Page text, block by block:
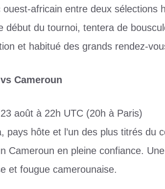
ouest-africain entre deux sélections
début du tournoi, tentera de
et habitué des grands rendez-
Cameroun
août à 22h UTC (20h à Paris)
pays hôte et l’un des plus titrés du
Cameroun en pleine confiance.
et fougue camerounaise.